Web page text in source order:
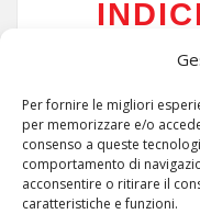
Per fornire le migliori
per memorizzare e/o
consenso a queste
comportamento di
acconsentire o ritirare il
caratteristiche e funzioni.